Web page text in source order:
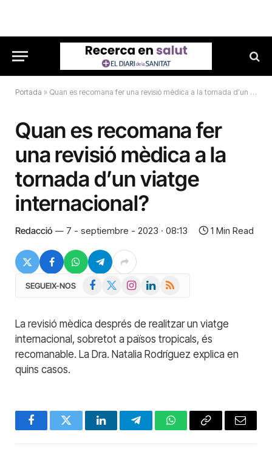
Portada » Quan es recomana fer una revisió mèdica a la tornada d’un viatge internacional?
Quan es recomana fer
una revisió mèdica a la
tornada d’un viatge
internacional?
Redacció 7 - septiembre - 2023 · 08:13 1 Min Read
SEGUEIX-NOS Facebook InstagramLinkedIn
RSS
La revisió mèdica després de realitzar un viatge
internacional, sobretot a països tropicals, és
recomanable. La Dra. Natalia Rodríguez explica en
quins casos.
FacebookTwitter LinkedInTelegramWhatsAppCopy
Email